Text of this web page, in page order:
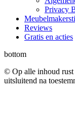
Privacy
Reviews
Gratis en acties
bottom
© Op alle inhoud rust
uitsluitend na